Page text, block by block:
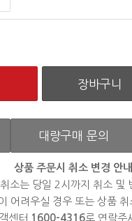
대량구매 문의
상품 주문시 취소 변경 안내
소는 당일 2시까지 취소 및
어려우실 경우 또는 상품 취
센터 1600-4316로 연락주